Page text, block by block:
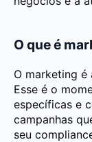
O que é
O marketing é
Esse é o
específicas e
campanhas
seu